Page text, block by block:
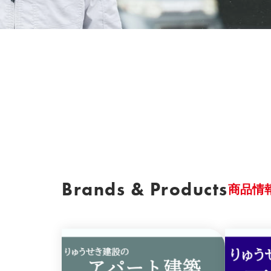
Brands & Products商品情